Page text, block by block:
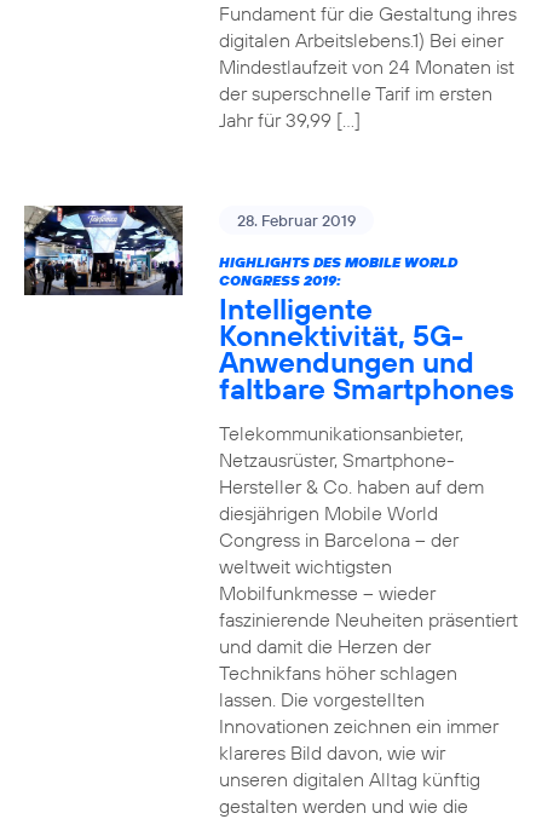
Fundament für die Gestaltung ihres
digitalen Arbeitslebens.1) Bei einer
Mindestlaufzeit von 24 Monaten ist
der superschnelle Tarif im ersten
Jahr für 39,99 […]
28. Februar 2019
HIGHLIGHTS DES MOBILE WORLD
CONGRESS 2019:
Intelligente
Konnektivität, 5G-
Anwendungen und
faltbare Smartphones
Telekommunikationsanbieter,
Netzausrüster, Smartphone-
Hersteller & Co. haben auf dem
diesjährigen Mobile World
Congress in Barcelona – der
weltweit wichtigsten
Mobilfunkmesse – wieder
faszinierende Neuheiten präsentiert
und damit die Herzen der
Technikfans höher schlagen
lassen. Die vorgestellten
Innovationen zeichnen ein immer
klareres Bild davon, wie wir
unseren digitalen Alltag künftig
gestalten werden und wie die